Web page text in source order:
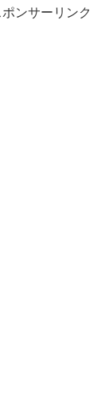
ポンサーリンク